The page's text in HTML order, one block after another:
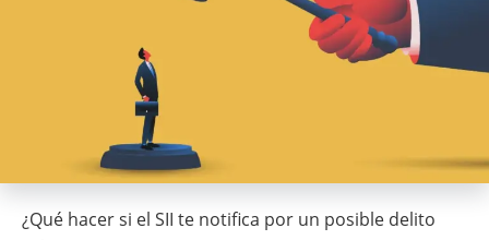
¿Qué hacer si el SII te notifica por un posible delito